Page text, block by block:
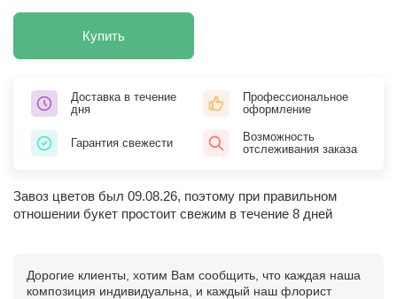
Купить
Доставка в течение
дня
Профессиональное
оформление
Гарантия свежести
Возможность
отслеживания заказа
Завоз цветов был 09.08.26, поэтому при правильном
отношении букет простоит свежим в течение 8 дней
Дорогие клиенты, хотим Вам сообщить, что каждая наша
композиция индивидуальна, и каждый наш флорист